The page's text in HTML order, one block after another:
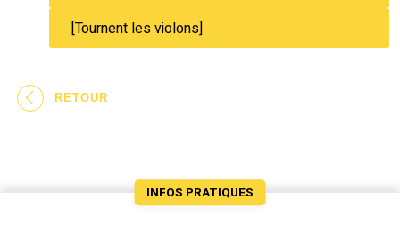
[Tournent les violons]
RETOUR
INFOS PRATIQUES